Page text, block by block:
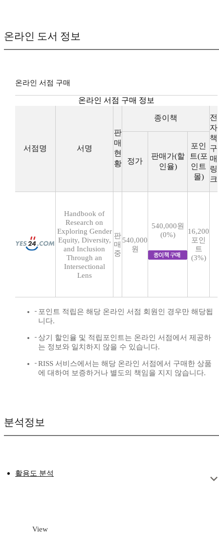
온라인 도서 정보
온라인 서점 구매
온라인 서점 구매 정보
서점명 서명
판
매
현
황
종이책
전
자
책
구
매
링
크
정가
판매가(할
인율)
포인
트(포
인트
몰)
Handbook of
Research on
Exploring Gender
Equity, Diversity,
and Inclusion
Through an
Intersectional
Lens
판
매
중
540,000
원
540,000원
(0%)
16,200
포인
트
(3%)
포인트 적립은 해당 온라인 서점 회원인 경우만 해당됩
니다.
상기 할인율 및 적립포인트는 온라인 서점에서 제공하
는 정보와 일치하지 않을 수 있습니다.
RISS 서비스에서는 해당 온라인 서점에서 구매한 상품
에 대하여 보증하거나 별도의 책임을 지지 않습니다.
분석정보
활용도 분석
View